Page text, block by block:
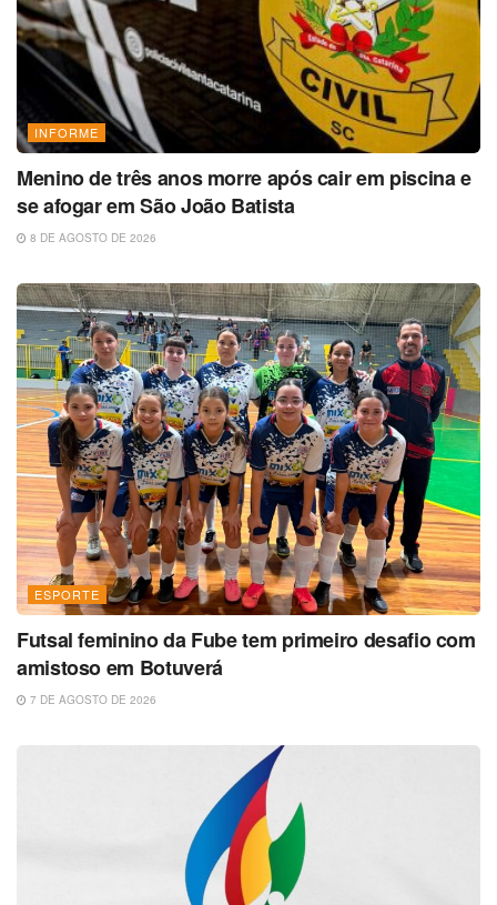
INFORME
Menino de três anos morre após cair em piscina e
se afogar em São João Batista
8 DE AGOSTO DE 2026
ESPORTE
Futsal feminino da Fube tem primeiro desafio com
amistoso em Botuverá
7 DE AGOSTO DE 2026